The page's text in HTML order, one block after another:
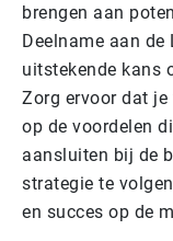
brengen aan
Deelname aan
uitstekende kans
Zorg ervoor dat
op de voordelen
aansluiten bij de
strategie te
en succes op de